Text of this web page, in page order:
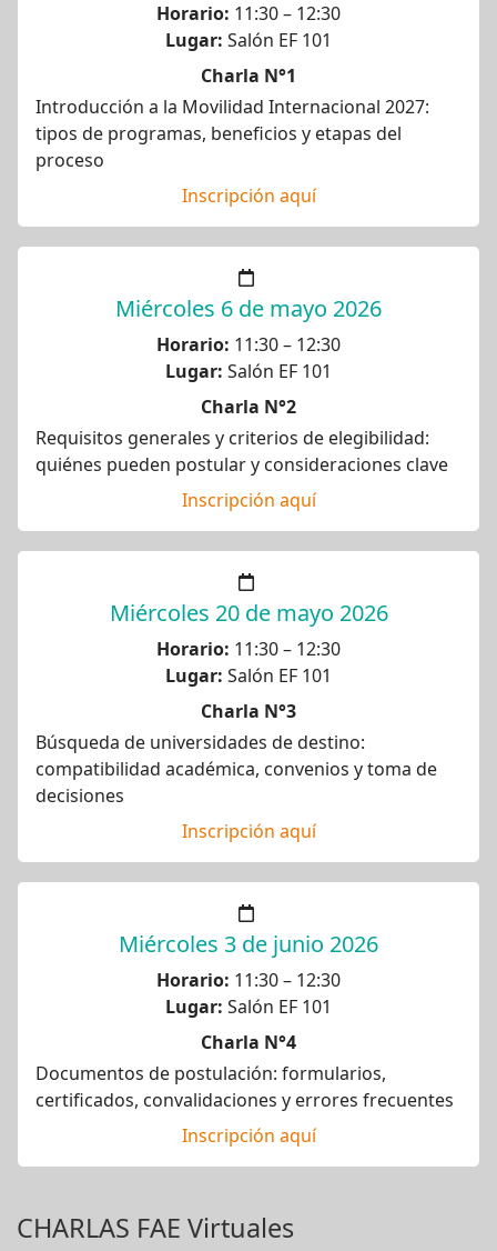
Horario: 11:30 – 12:30
Lugar: Salón EF 101
Charla N°1
Introducción a la Movilidad Internacional 2027:
tipos de programas, beneficios y etapas del
proceso
Inscripción aquí
Miércoles 6 de mayo 2026
Horario: 11:30 – 12:30
Lugar: Salón EF 101
Charla N°2
Requisitos generales y criterios de elegibilidad:
quiénes pueden postular y consideraciones clave
Inscripción aquí
Miércoles 20 de mayo 2026
Horario: 11:30 – 12:30
Lugar: Salón EF 101
Charla N°3
Búsqueda de universidades de destino:
compatibilidad académica, convenios y toma de
decisiones
Inscripción aquí
Miércoles 3 de junio 2026
Horario: 11:30 – 12:30
Lugar: Salón EF 101
Charla N°4
Documentos de postulación: formularios,
certificados, convalidaciones y errores frecuentes
Inscripción aquí
CHARLAS FAE Virtuales